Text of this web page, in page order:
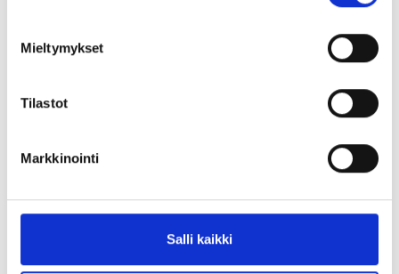
Mieltymykset
Tilastot
Markkinointi
Salli kaikki
11.04.2025 |Työelämä